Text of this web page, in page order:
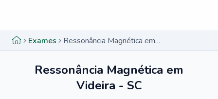
Exames Ressonância Magnética em Videira - SC
Ressonância Magnética em
Videira - SC